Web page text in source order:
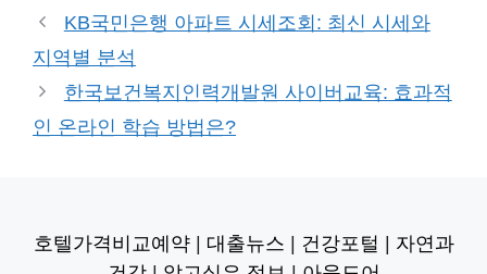
리
그
KB국민은행 아파트 시세조회: 최신 시세와
지역별 분석
한국보건복지인력개발원 사이버교육: 효과적
인 온라인 학습 방법은?
호텔가격비교예약| 대출뉴스 건강포털
자연과